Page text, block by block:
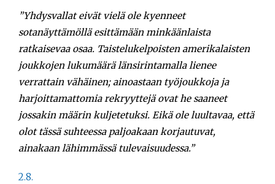
”Yhdysvallat eivät vielä ole kyenneet
sotanäyttämöllä esittämään minkäänlaista
ratkaisevaa osaa. Taistelukelpoisten amerikalaisten
joukkojen lukumäärä länsirintamalla lienee
verrattain vähäinen; ainoastaan työjoukkoja ja
harjoittamattomia rekryyttejä ovat he saaneet
jossakin määrin kuljetetuksi. Eikä ole luultavaa, että
olot tässä suhteessa paljoakaan korjautuvat,
ainakaan lähimmässä tulevaisuudessa.”
2.8.